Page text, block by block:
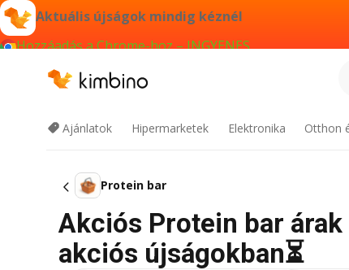
Aktuális újságok mindig kéznél
Hozzáadás a Chrome-hoz – INGYENES
Ajánlatok Hipermarketek Elektronika Otthon
Protein bar
Akciós Protein bar
akciós újságokban⏳